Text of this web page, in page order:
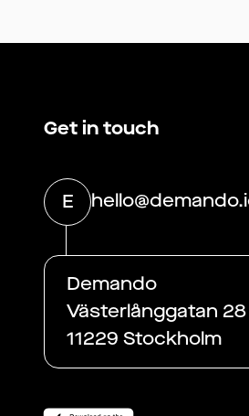
Get in touch
E
Demando
Västerlånggatan 28
11229 Stockholm